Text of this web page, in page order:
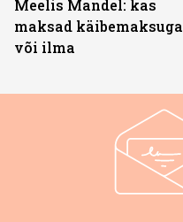
Meelis Mandel: kas
maksad käibemaksuga
või ilma